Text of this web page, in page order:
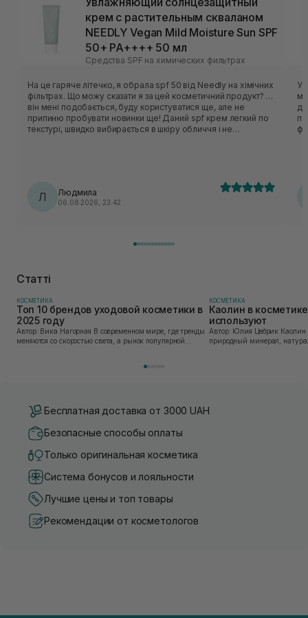
крем с растительным скваланом
NEEDLY Vegan Mild Moisture Sun SPF
50+ PA++++ 50 мл
Средства SPF на химических фильтрах
На це гаряче літечко, я обрала spf 50 від Needly на хімічних
фільтрах. Що можу сказати я за цей косметичний продукт? …
він мені подобається, буду користуватися ще, але не
припиню пробувати новинки ще! Даний spf крем легкий по
текстурі, швидко вибирається в шкіру обличчя і не
Л Людмила
06.08.2026, 23:42
У
пече. Тільки от
Статті
КОСМЕТИКА
Топ 10 брендов уходовой косметики в
2025 году
Автор: Вика Нагорная В современном мире, где тренды
меняются со скоростью света, а рынок популярной
КОСМЕТИКА
Каолин в
используют
Автор: Юлия Цебрик Каолин в косметологии – это
природный минерал,
Бесплатная доставка от 3000 UAH
Безопасные способы оплаты
Только оригинальная косметика
Система бонусов и лояльности
Лучшие цены и топ товары
Рекомендации от косметологов